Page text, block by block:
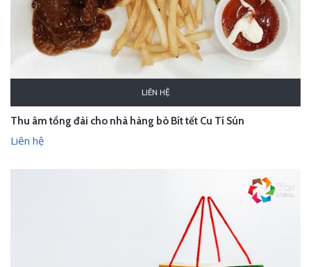
LIÊN HỆ
Thu âm tổng đài cho nhà hàng bò Bít tết Cu Tí Sún
Liên hệ